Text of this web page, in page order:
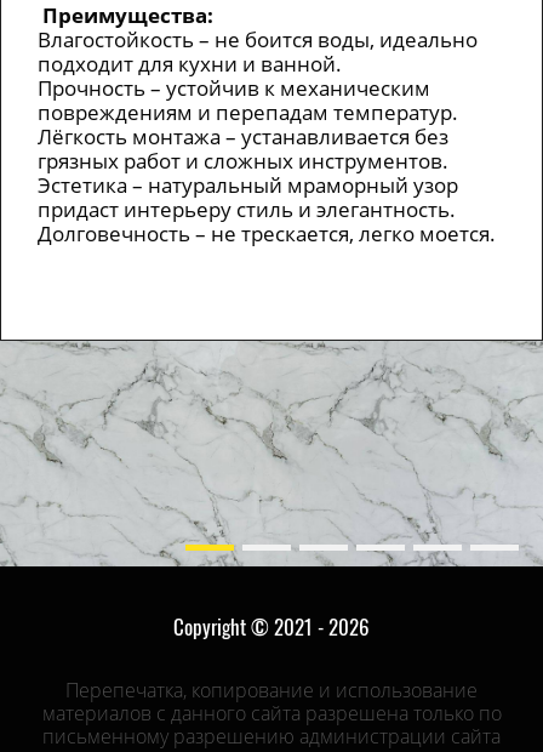
Преимущества:
Влагостойкость – не боится воды, идеально
подходит для кухни и ванной.
Прочность – устойчив к механическим
повреждениям и перепадам температур.
Лёгкость монтажа – устанавливается без
грязных работ и сложных инструментов.
Эстетика – натуральный мраморный узор
придаст интерьеру стиль и элегантность.
Долговечность – не трескается, легко моется.
Copyright © 2021 - 2026
Перепечатка, копирование и использование
материалов с данного сайта разрешена только по
письменному разрешению администрации сайта